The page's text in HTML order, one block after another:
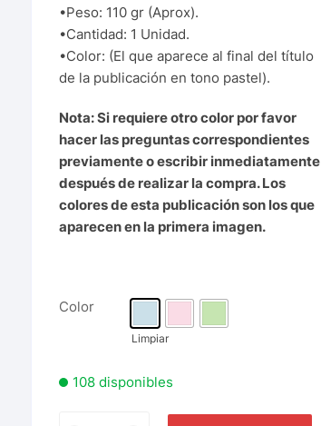
•Peso: 110 gr (Aprox).
•Cantidad: 1 Unidad.
•Color: (El que aparece al final del título
de la publicación en tono pastel).
Nota: Si requiere otro color por favor
hacer las preguntas correspondientes
previamente o escribir inmediatamente
después de realizar la compra. Los
colores de esta publicación son los que
aparecen en la primera imagen.
Color
Limpiar
108 disponibles